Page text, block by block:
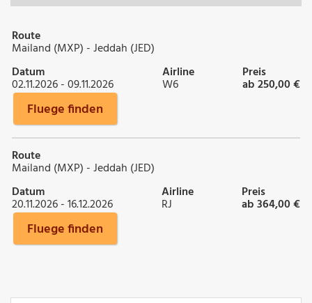
Route
Mailand (MXP) - Jeddah (JED)
Datum
02.11.2026 - 09.11.2026
Airline
W6
Preis
ab 250,00 €
Fluege finden
Route
Mailand (MXP) - Jeddah (JED)
Datum
20.11.2026 - 16.12.2026
Airline
RJ
Preis
ab 364,00 €
Fluege finden